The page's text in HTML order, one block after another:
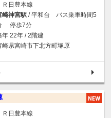
Ｒ日豊本線
崎神宮駅 / 平和台 バス乗車時間5
停歩7分
年 22年 / 2階建
崎県宮崎市下北方町塚原
Ｒ日豊本線